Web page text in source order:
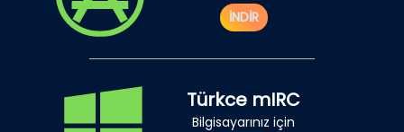
İNDİR
Türkce mIRC
Bilgisayarınız için